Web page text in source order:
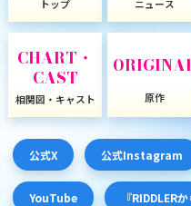
トップ ニュース
CHART・
CAST
相関図・キャスト 原作
公式X 公式Instagram
YouTube 『RIDDLER